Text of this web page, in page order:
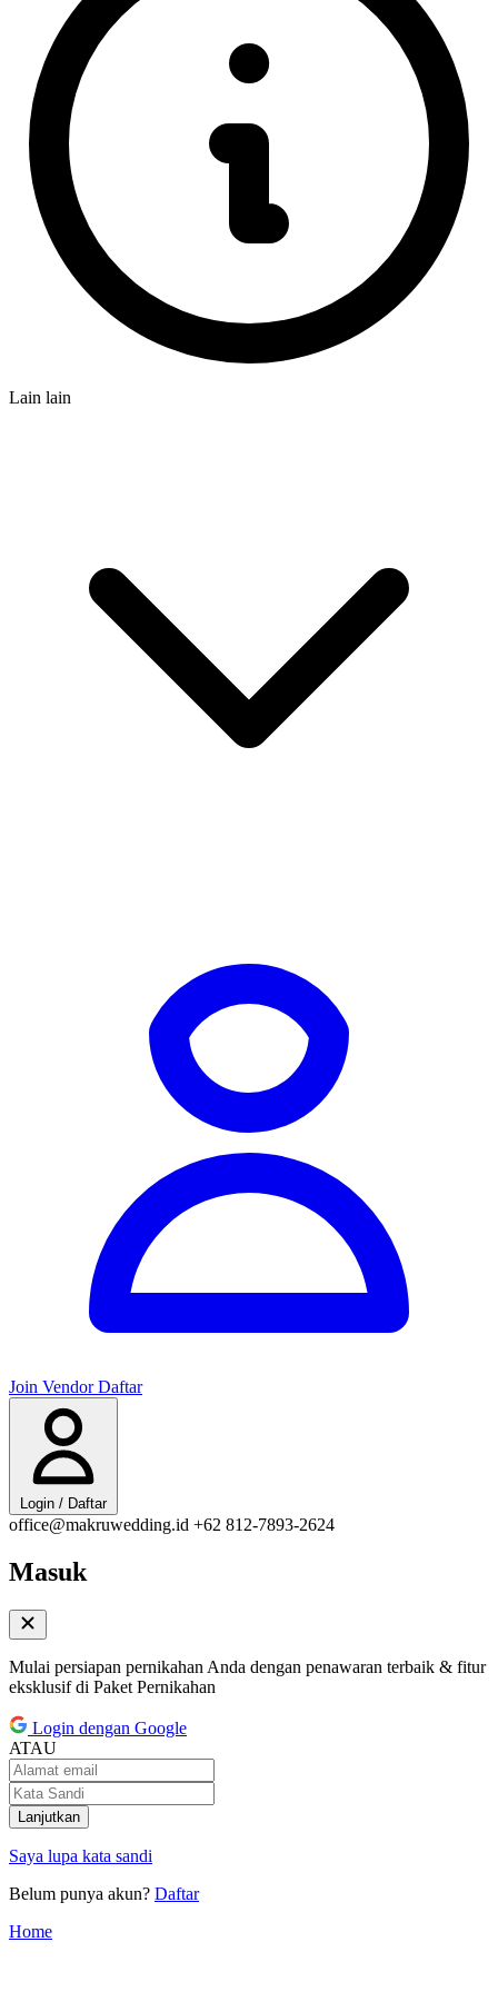
Lain lain
Join VendorDaftar
Login / Daftar
office@makruwedding.id +62 812-7893-2624
Masuk
Mulai persiapan pernikahan Anda dengan penawaran terbaik & fitur
eksklusif di Paket Pernikahan
Login dengan Google
ATAU
Lanjutkan
Saya lupa kata sandi
Belum punya akun? Daftar
Home